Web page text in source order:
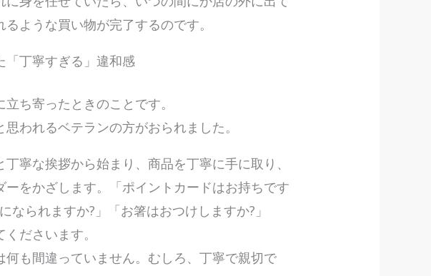
ような買い物が完了するのです。
「丁寧すぎる」違和感
ち寄ったときのことです。
われるベテランの方がおられました。
丁寧な挨拶から始まり、商品を丁寧に手に取り、
をかざします。「ポイントカードはお持ちです
なられますか?」「お箸はおつけしますか?」
ださいます。
何も間違っていません。むしろ、丁寧で親切で